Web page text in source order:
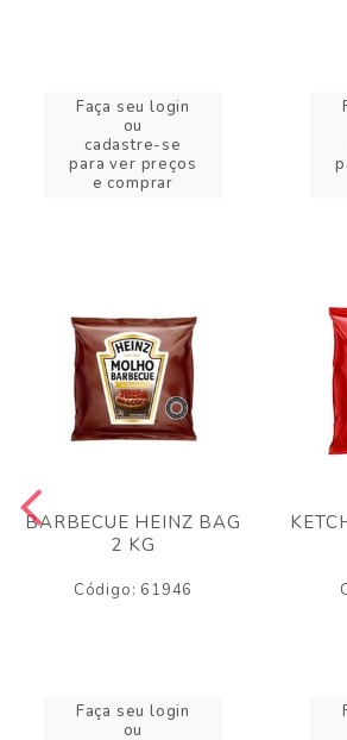
Faça seu login
ou
cadastre-se
para ver preços
e comprar
BARBECUE HEINZ BAG
2 KG
Código: 61946
Faça seu login
ou